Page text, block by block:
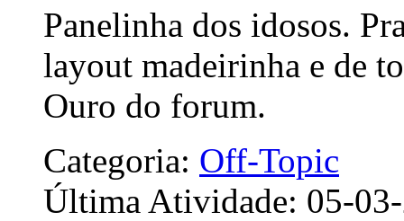
Panelinha dos idosos.
layout madeirinha e de
Ouro do forum.
Categoria: Off-Topic
Última Atividade: 05-